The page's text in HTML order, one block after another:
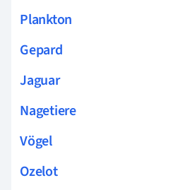
Plankton
Gepard
Jaguar
Nagetiere
Vögel
Ozelot